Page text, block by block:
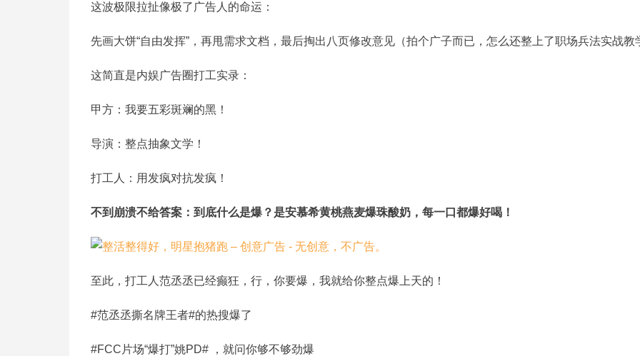
这波极限拉扯像极了广告人的命运：
先画大饼“自由发挥”，再甩需求文档，最后掏出八页修改意见（拍个广子而已，怎么还整上了职场兵法实战教
这简直是内娱广告圈打工实录：
甲方：我要五彩斑斓的黑！
导演：整点抽象文学！
打工人：用发疯对抗发疯！
不到崩溃不给答案：到底什么是爆？是安慕希黄桃燕麦爆珠酸奶，每一口都爆好喝！
至此，打工人范丞丞已经癫狂，行，你要爆，我就给你整点爆上天的！
#范丞丞撕名牌王者#的热搜爆了
#FCC片场“爆打”姚PD# ，就问你够不够劲爆